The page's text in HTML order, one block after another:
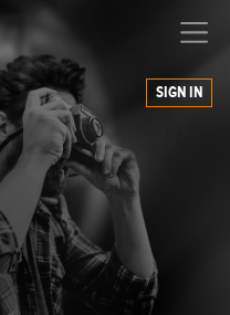
SIGN IN